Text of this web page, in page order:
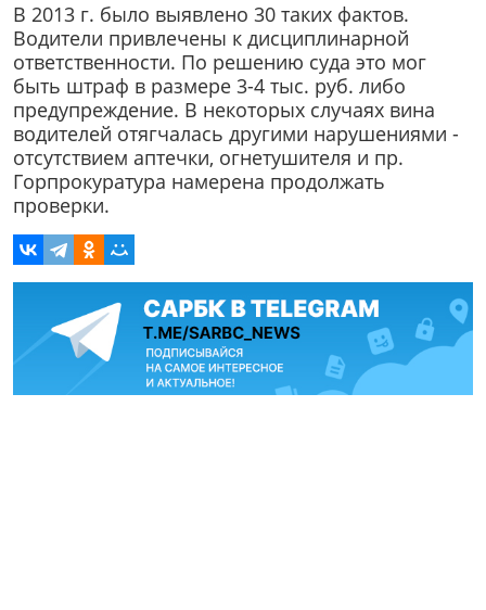
В 2013 г. было выявлено 30 таких фактов.
Водители привлечены к дисциплинарной
ответственности. По решению суда это мог
быть штраф в размере 3-4 тыс. руб. либо
предупреждение. В некоторых случаях вина
водителей отягчалась другими нарушениями -
отсутствием аптечки, огнетушителя и пр.
Горпрокуратура намерена продолжать
проверки.